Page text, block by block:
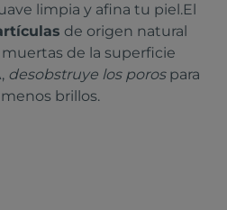
limpia y afina tu piel.El
de origen natural
de la superficie
desobstruye los porospara
brillos.